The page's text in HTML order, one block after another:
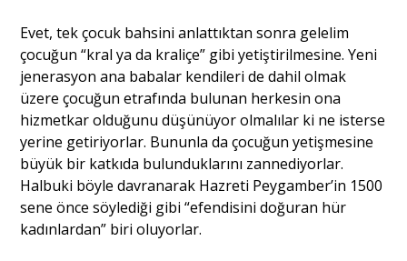
Evet, tek çocuk bahsini anlattıktan sonra gelelim
çocuğun “kral ya da kraliçe” gibi yetiştirilmesine. Yeni
jenerasyon ana babalar kendileri de dahil olmak
üzere çocuğun etrafında bulunan herkesin ona
hizmetkar olduğunu düşünüyor olmalılar ki ne isterse
yerine getiriyorlar. Bununla da çocuğun yetişmesine
büyük bir katkıda bulunduklarını zannediyorlar.
Halbuki böyle davranarak Hazreti Peygamber’in 1500
sene önce söylediği gibi “efendisini doğuran hür
kadınlardan” biri oluyorlar.